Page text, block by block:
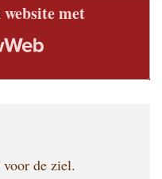
met
de ziel.